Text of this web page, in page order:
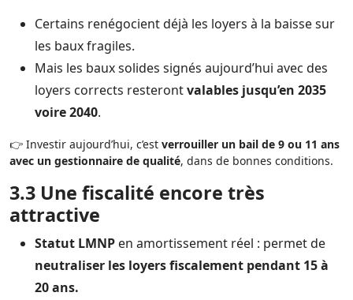
Certains renégocient déjà les loyers à la baisse sur
les baux fragiles.
Mais les baux solides signés aujourd’hui avec des
loyers corrects resterontvalables jusqu’en 2035
voire 2040.
👉 Investir aujourd’hui, c’est verrouiller un bail de 9 ou 11 ans
avec un gestionnaire de qualité, dans de bonnes conditions.
3.3 Une fiscalité encore très
attractive
Statut LMNP en amortissement réel : permet de
neutraliser les loyers fiscalement pendant 15 à
20 ans.